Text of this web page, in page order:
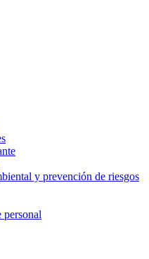
y prevención de riesgos
personal